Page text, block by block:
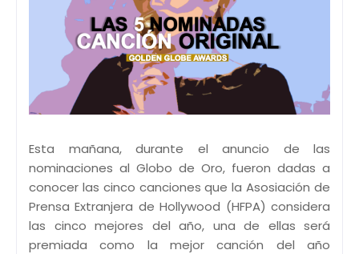
Esta mañana, durante el anuncio de las
nominaciones al Globo de Oro, fueron dadas a
conocer las cinco canciones que la Asosiación de
Prensa Extranjera de Hollywood (HFPA) considera
las cinco mejores del año, una de ellas será
premiada como la mejor canción del año